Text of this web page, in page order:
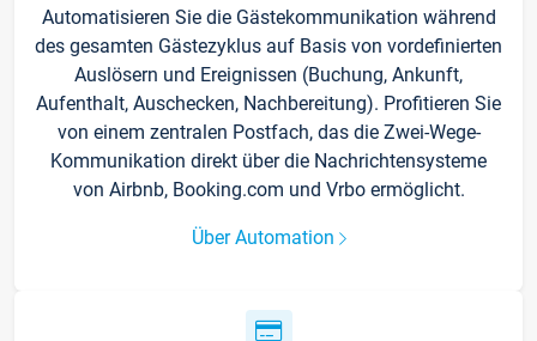
Automatisieren Sie die Gästekommunikation während
des gesamten Gästezyklus auf Basis von vordefinierten
Auslösern und Ereignissen (Buchung, Ankunft,
Aufenthalt, Auschecken, Nachbereitung). Profitieren Sie
von einem zentralen Postfach, das die Zwei-Wege-
Kommunikation direkt über die Nachrichtensysteme
von Airbnb, Booking.com und Vrbo ermöglicht.
Über Automation